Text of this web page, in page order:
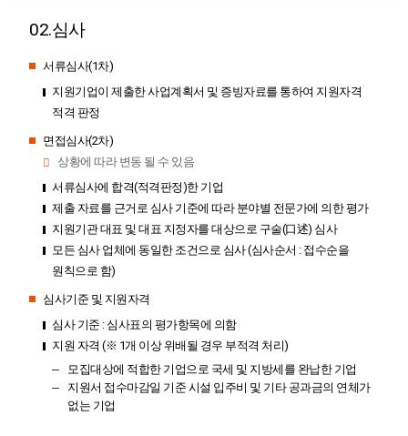
02.심사
서류심사(1차)
지원기업이 제출한 사업계획서 및 증빙자료를 통하여 지원자격
적격 판정
면접심사(2차)
상황에 따라 변동 될 수 있음
서류심사에 합격(적격판정)한 기업
제출 자료를 근거로 심사 기준에 따라 분야별 전문가에 의한 평가
지원기관 대표 및 대표 지정자를 대상으로 구술(口述) 심사
모든 심사 업체에 동일한 조건으로 심사 (심사순서 : 접수순을
원칙으로 함)
심사기준 및 지원자격
심사 기준 : 심사표의 평가항목에 의함
지원 자격 (※ 1개 이상 위배될 경우 부적격 처리)
모집대상에 적합한 기업으로 국세 및 지방세를 완납한 기업
지원서 접수마감일 기준 시설 입주비 및 기타 공과금의 연체가
없는 기업